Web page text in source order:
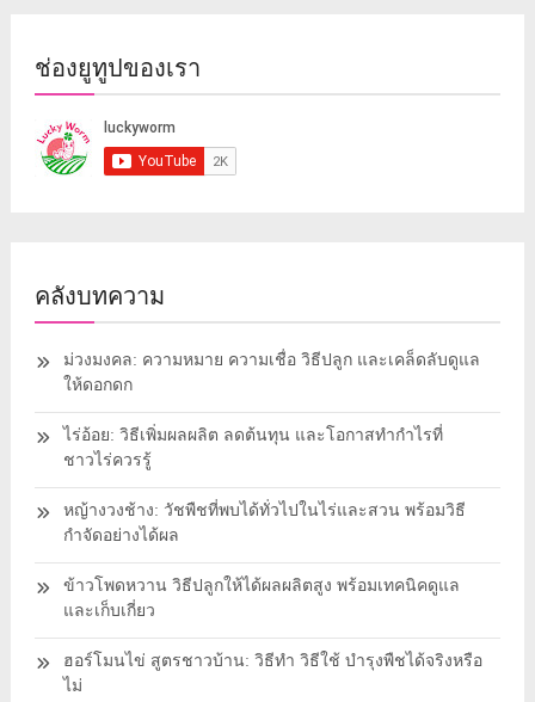
ช่องยูทูปของเรา
คลังบทความ
ม่วงมงคล: ความหมาย ความเชื่อ วิธีปลูก และเคล็ดลับดูแล
ให้ดอกดก
ไร่อ้อย: วิธีเพิ่มผลผลิต ลดต้นทุน และโอกาสทำกำไรที่
ชาวไร่ควรรู้
หญ้างวงช้าง: วัชพืชที่พบได้ทั่วไปในไร่และสวน พร้อมวิธี
กำจัดอย่างได้ผล
ข้าวโพดหวาน วิธีปลูกให้ได้ผลผลิตสูง พร้อมเทคนิคดูแล
และเก็บเกี่ยว
ฮอร์โมนไข่ สูตรชาวบ้าน: วิธีทำ วิธีใช้ บำรุงพืชได้จริงหรือ
ไม่